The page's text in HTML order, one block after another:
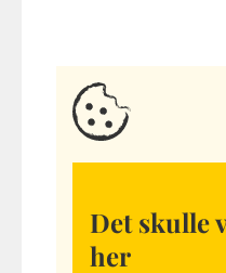
Det skulle
her